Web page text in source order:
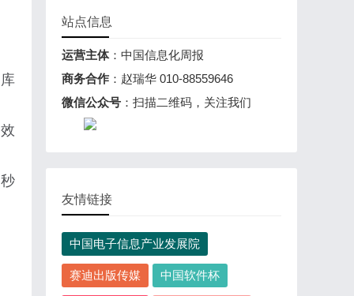
站点信息
运营主体：中国信息化周报
商务合作 ：赵瑞华 010-88559646
微信公众号 ：扫描二维码，关注我们
友情链接
中国电子信息产业发展院
赛迪出版传媒 中国软件杯